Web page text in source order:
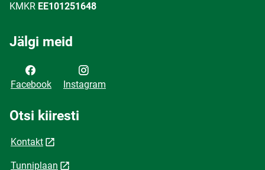
KMKR EE101251648
Jälgi meid
Facebook Instagram
Otsi kiiresti
Kontakt
Tunniplaan